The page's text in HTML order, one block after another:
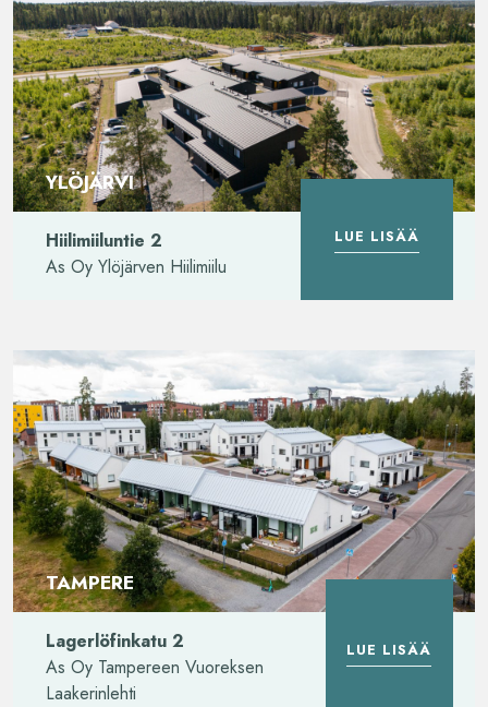
YLÖJÄRVI
Hiilimiiluntie 2
As Oy Ylöjärven Hiilimiilu
LUE LISÄÄ
TAMPERE
Lagerlöfinkatu 2
As Oy Tampereen Vuoreksen
Laakerinlehti
LUE LISÄÄ